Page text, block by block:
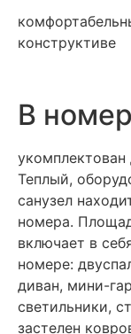
конструктиве
В
Теплый,
санузел
номера.
включает в
номере:
диван, мини-
светильники,
застелен